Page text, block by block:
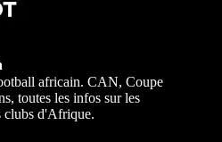
africain. CAN, Coupe
toutes les infos sur les
clubs d'Afrique.